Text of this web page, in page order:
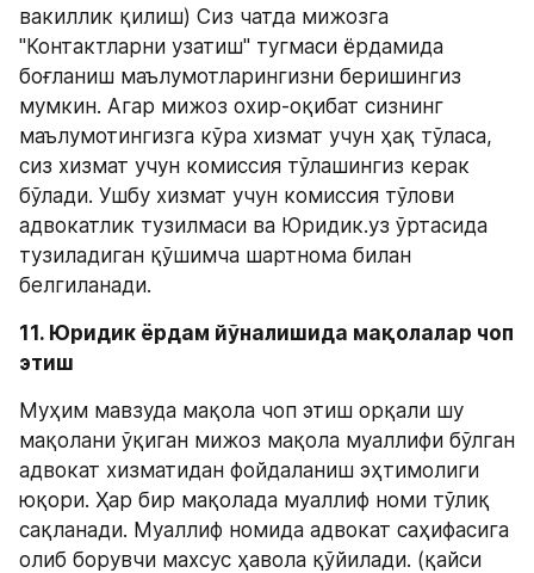
вакиллик қилиш) Сиз чатда мижозга
"Контактларни узатиш" тугмаси ёрдамида
боғланиш маълумотларингизни беришингиз
мумкин. Агар мижоз охир-оқибат сизнинг
маълумотингизга кўра хизмат учун ҳақ тўласа,
сиз хизмат учун комиссия тўлашингиз керак
бўлади. Ушбу хизмат учун комиссия тўлови
адвокатлик тузилмаси ва Юридик.уз ўртасида
тузиладиган қўшимча шартнома билан
белгиланади.
11. Юридик ёрдам йўналишида мақолалар чоп
этиш
Муҳим мавзуда мақола чоп этиш орқали шу
мақолани ўқиган мижоз мақола муаллифи бўлган
адвокат хизматидан фойдаланиш эҳтимолиги
юқори. Ҳар бир мақолада муаллиф номи тўлиқ
сақланади. Муаллиф номида адвокат саҳифасига
олиб борувчи махсус ҳавола қўйилади. (қайси